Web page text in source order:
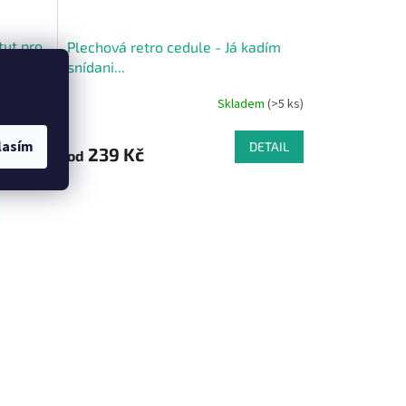
pro
Plechová retro cedule - Já kadím
snídani...
Skladem (>5 ks)
od 239 Kč DETAIL